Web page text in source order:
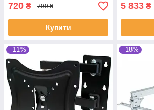
720 ₴ 799 ₴
Купити
5 833 ₴
–11% –18%